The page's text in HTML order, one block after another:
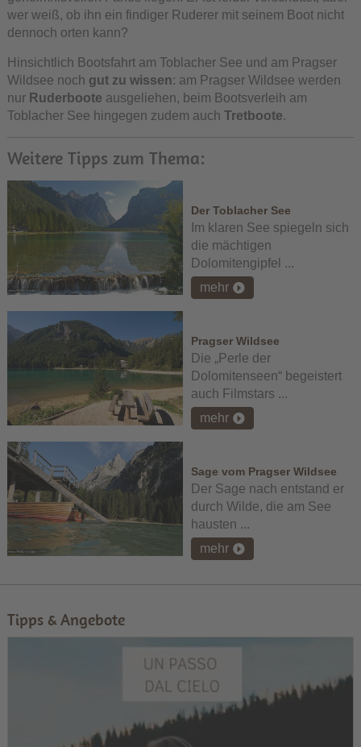
wer weiß, ob ihn ein findiger Ruderer mit seinem Boot nicht
dennoch orten kann?
Hinsichtlich Bootsfahrt am Toblacher See und am Pragser
Wildsee noch gut zu wissen: am Pragser Wildsee werden
nur Ruderboote ausgeliehen, beim Bootsverleih am
Toblacher See hingegen zudem auch Tretboote.
Weitere Tipps zum Thema:
Der Toblacher See
Im klaren See spiegeln sich
die mächtigen
Dolomitengipfel ...
mehr
Pragser Wildsee
Die „Perle der
Dolomitenseen“ begeistert
auch Filmstars ...
mehr
Sage vom Pragser Wildsee
Der Sage nach entstand er
durch Wilde, die am See
hausten ...
mehr
Tipps & Angebote